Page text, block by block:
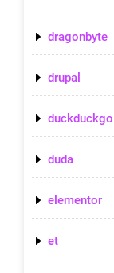
dragonbyte
drupal
duckduckgo
duda
elementor
et